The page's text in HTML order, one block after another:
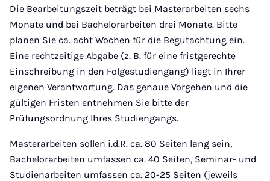
Die Bearbeitungszeit beträgt bei Masterarbeiten sechs
Monate und bei Bachelorarbeiten drei Monate. Bitte
planen Sie ca. acht Wochen für die Begutachtung ein.
Eine rechtzeitige Abgabe (z. B. für eine fristgerechte
Einschreibung in den Folgestudiengang) liegt in Ihrer
eigenen Verantwortung. Das genaue Vorgehen und die
gültigen Fristen entnehmen Sie bitte der
Prüfungsordnung Ihres Studiengangs.
Masterarbeiten sollen i.d.R. ca. 80 Seiten lang sein,
Bachelorarbeiten umfassen ca. 40 Seiten, Seminar- und
Studienarbeiten umfassen ca. 20-25 Seiten (jeweils